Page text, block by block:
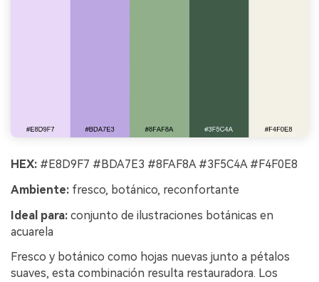
HEX: #E8D9F7 #BDA7E3 #8FAF8A #3F5C4A #F4F0E8
Ambiente: fresco, botánico, reconfortante
Ideal para: conjunto de ilustraciones botánicas en
acuarela
Fresco y botánico como hojas nuevas junto a pétalos
suaves, esta combinación resulta restauradora. Los